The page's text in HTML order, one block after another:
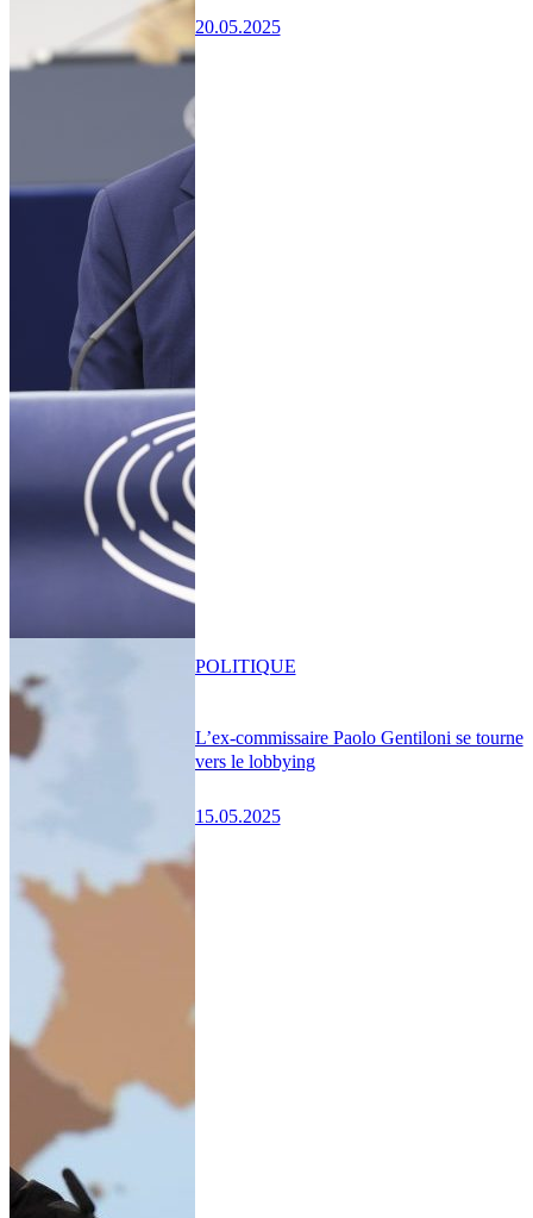
20.05.2025
L’ex-commissaire Paolo Gentiloni se tourne
vers le lobbying
15.05.2025
POLITIQUE